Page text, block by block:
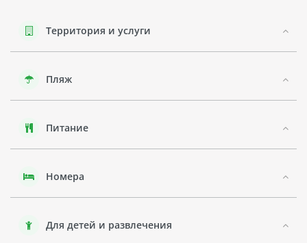
комфортабельные номера со всеми удобствами для
В целом, отель RIVAGE - это прекрасное место для
Неаполитанского залива.
Территория и услуги
Пляж
Питание
Номера
Для детей и развлечения